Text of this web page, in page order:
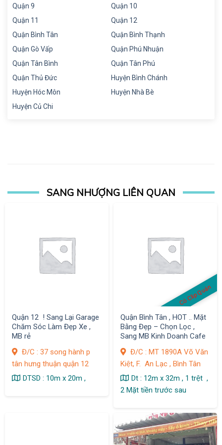
Quận 9
Quận 10
Quận 11
Quận 12
Quận Bình Tân
Quận Bình Thạnh
Quận Gò Vấp
Quận Phú Nhuận
Quận Tân Bình
Quận Tân Phú
Quận Thủ Đức
Huyện Bình Chánh
Huyện Hóc Môn
Huyện Nhà Bè
Huyện Củ Chi
SANG NHƯỢNG LIÊN QUAN
Quận 12 ! Sang Lại Garage
Chăm Sóc Làm Đẹp Xe ,
MB rẻ
Đ/C : 37 song hành p
tân hưng thuận quận 12
DTSD : 10m x 20m ,
Có Clip Quán
Quận Bình Tân , HOT .. Mặt
Bằng Đẹp – Chọn Lọc ,
Sang MB Kinh Doanh Cafe
– Garage Xe – Nhà Hàng –
Quán Ăn
Đ/C : MT 1890A Võ Văn
Kiệt, F. An Lạc , Bình Tân
Dt : 12m x 32m , 1 trệt ,
2 Mặt tiền trước sau